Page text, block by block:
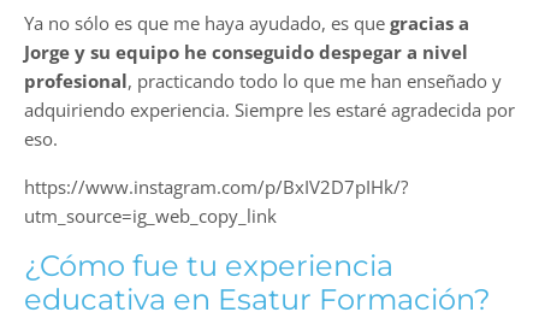
Ya no sólo es que me haya ayudado, es que gracias a
Jorge y su equipo he conseguido despegar a nivel
profesional, practicando todo lo que me han enseñado y
adquiriendo experiencia. Siempre les estaré agradecida por
eso.
https://www.instagram.com/p/BxIV2D7pIHk/?
utm_source=ig_web_copy_link
¿Cómo fue tu experiencia
educativa en Esatur Formación?